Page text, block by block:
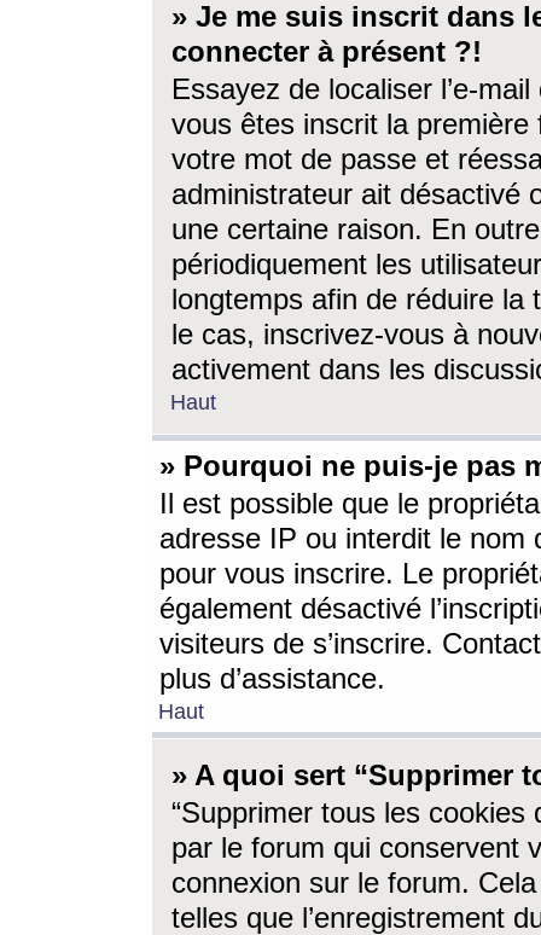
» Je me suis inscrit dans
connecter à présent ?!
Essayez de localiser l’e-
vous êtes inscrit la première
votre mot de passe et
administrateur ait désactivé
une certaine raison. En
périodiquement les
longtemps afin de réduire la
le cas, inscrivez-vous à
activement dans les
Haut
» Pourquoi ne puis-je pas
Il est possible que le
adresse IP ou interdit le nom
pour vous inscrire. Le
également désactivé
visiteurs de s’inscrire.
plus d’assistance.
Haut
» A quoi sert “Supprimer
“Supprimer tous les cookies
par le forum qui conservent
connexion sur le forum.
telles que l’enregistrement